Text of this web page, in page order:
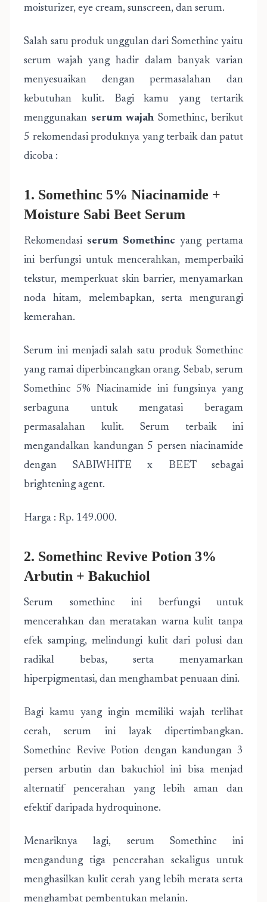
moisturizer, eye cream, sunscreen, dan serum.
Salah satu produk unggulan dari Somethinc yaitu
serum wajah yang hadir dalam banyak varian
menyesuaikan dengan permasalahan dan
kebutuhan kulit. Bagi kamu yang tertarik
menggunakan serum wajah Somethinc, berikut
5 rekomendasi produknya yang terbaik dan patut
dicoba :
1. Somethinc 5% Niacinamide +
Moisture Sabi Beet Serum
Rekomendasi serum Somethinc yang pertama
ini berfungsi untuk mencerahkan, memperbaiki
tekstur, memperkuat skin barrier, menyamarkan
noda hitam, melembapkan, serta mengurangi
kemerahan.
Serum ini menjadi salah satu produk Somethinc
yang ramai diperbincangkan orang. Sebab, serum
Somethinc 5% Niacinamide ini fungsinya yang
serbaguna untuk mengatasi beragam
permasalahan kulit. Serum terbaik ini
mengandalkan kandungan 5 persen niacinamide
dengan SABIWHITE x BEET sebagai
brightening agent.
Harga : Rp. 149.000.
2. Somethinc Revive Potion 3%
Arbutin + Bakuchiol
Serum somethinc ini berfungsi untuk
mencerahkan dan meratakan warna kulit tanpa
efek samping, melindungi kulit dari polusi dan
radikal bebas, serta menyamarkan
hiperpigmentasi, dan menghambat penuaan dini.
Bagi kamu yang ingin memiliki wajah terlihat
cerah, serum ini layak dipertimbangkan.
Somethinc Revive Potion dengan kandungan 3
persen arbutin dan bakuchiol ini bisa menjad
alternatif pencerahan yang lebih aman dan
efektif daripada hydroquinone.
Menariknya lagi, serum Somethinc ini
mengandung tiga pencerahan sekaligus untuk
menghasilkan kulit cerah yang lebih merata serta
menghambat pembentukan melanin.